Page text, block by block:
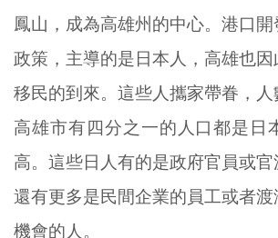
鳳山，成為高雄州的中心。港口
政策，主導的是日本人，高雄也
移民的到來。這些人攜家帶眷，
高雄市有四分之一的人口都是日
高。這些日人有的是政府官員或官
還有更多是民間企業的員工或者
機會的人。